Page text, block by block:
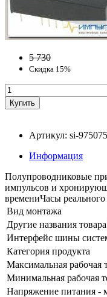
5 730
Скидка 15%
Артикул: si-975075
Информация
Полупроводниковые
импульсов и
времениЧасы
Вид монтажа
Другие названия
Интерфейс шины
Категория продукта
Максимальная рабочая
Минимальная рабочая
Напряжение питания -